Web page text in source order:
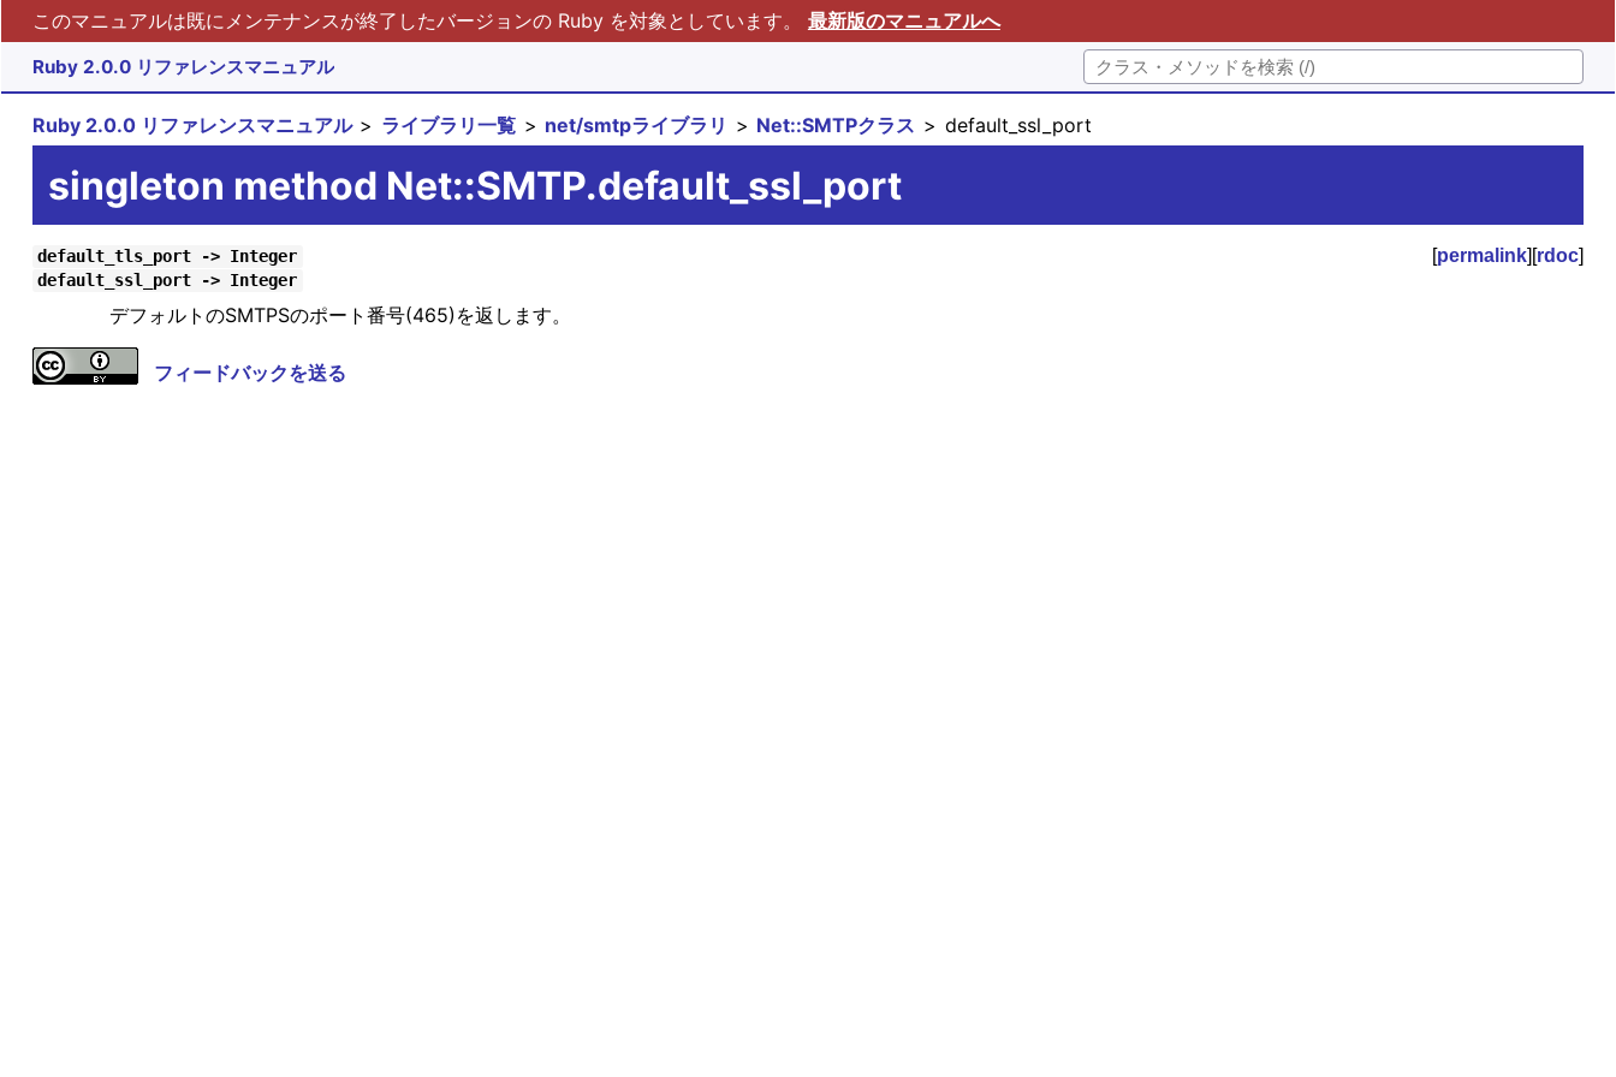
このマニュアルは既にメンテナンスが終了したバージョンの Ruby を対象としています。 最新版のマニュアルへ
Ruby 2.0.0 リファレンスマニュアル
Ruby 2.0.0 リファレンスマニュアル ライブラリ一覧 net/smtpライブラリ Net::SMTPクラス default_ssl_port
singleton method Net::SMTP.default_ssl_port
default_tls_port -> Integer [permalink][rdoc]
default_ssl_port -> Integer
デフォルトのSMTPSのポート番号(465)を返します。
フィードバックを送る